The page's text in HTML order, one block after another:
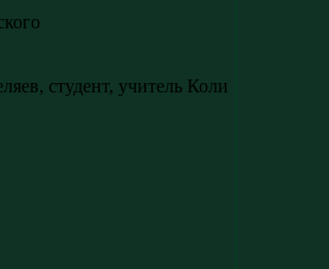
студент, учитель Коли